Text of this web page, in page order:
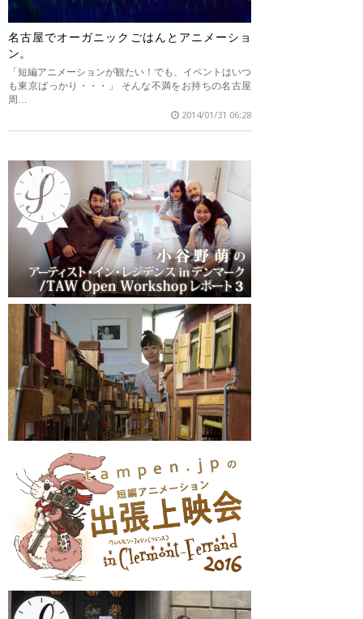
名古屋でオーガニックごはんとアニメーショ
ン。
「短編アニメーションが観たい！でも、イベントはいつ
も東京ばっかり・・・」 そんな不満をお持ちの名古屋
周…
2014/01/31 06:28